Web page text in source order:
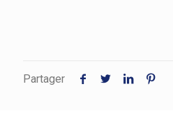
Partager